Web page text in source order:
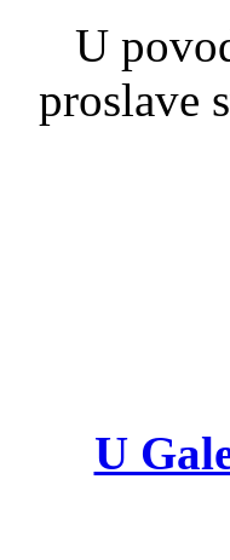
U
proslave
U